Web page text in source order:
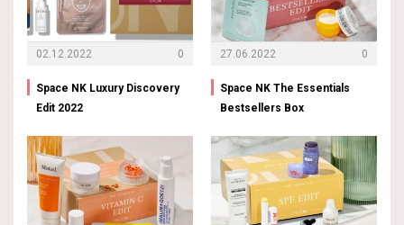
02.12.2022 0
Space NK Luxury Discovery
Edit 2022
27.06.2022 0
Space NK The Essentials
Bestsellers Box